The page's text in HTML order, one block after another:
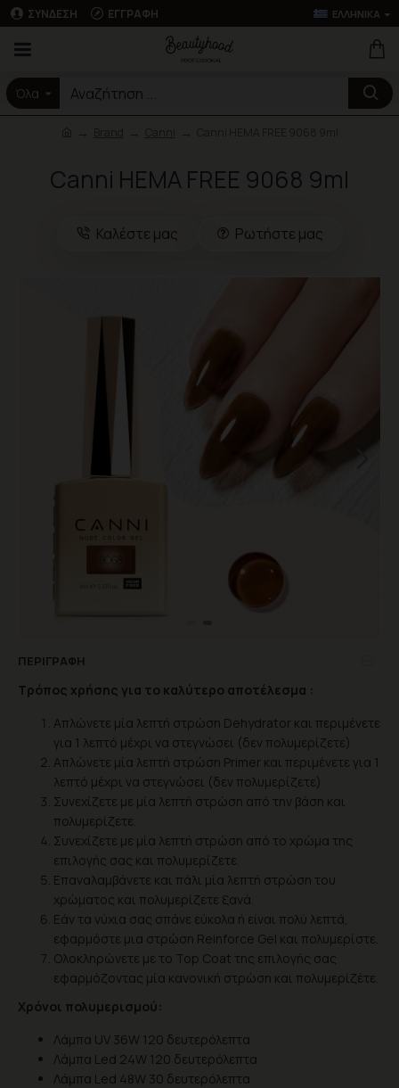
ΣΎΝΔΕΣΗ ΕΓΓΡΑΦΉ ΕΛΛΗΝΙΚΆ
Όλα
Canni HEMA FREE 9068 9ml
Καλέστε μας Ρωτήστε μας
ΠΕΡΙΓΡΑΦΉ
Τρόπος χρήσης για το καλύτερο αποτέλεσμα :
Απλώνετε μία λεπτή στρώση Dehydrator και περιμένετε
για 1 λεπτό μέχρι να στεγνώσει (δεν πολυμερίζετε)
Απλώνετε μία λεπτή στρώση Primer και περιμένετε για 1
λεπτό μέχρι να στεγνώσει (δεν πολυμερίζετε)
Συνεχίζετε με μία λεπτή στρώση από την βάση και
πολυμερίζετε.
Συνεχίζετε με μία λεπτή στρώση από το χρώμα της
επιλογής σας και πολυμερίζετε.
Επαναλαμβάνετε και πάλι μία λεπτή στρώση του
χρώματος και πολυμερίζετε ξανά.
Eάν τα νύχια σας σπάνε εύκολα ή είναι πολύ λεπτά,
εφαρμόστε μια στρώση Reinforce Gel και πολυμερίστε.
Ολοκληρώνετε με το Top Coat της επιλογής σας
εφαρμόζοντας μία κανονική στρώση και πολυμερίζέτε.
Χρόνοι πολυμερισμού:
Λάμπα UV 36W 120 δευτερόλεπτα
Λάμπα Led 24W 120 δευτερόλεπτα
Λάμπα Led 48W 30 δευτερόλεπτα